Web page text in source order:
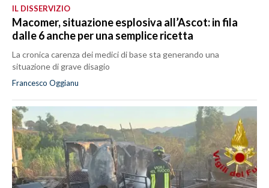
IL DISSERVIZIO
Macomer, situazione esplosiva all’Ascot: in fila
dalle 6 anche per una semplice ricetta
La cronica carenza dei medici di base sta generando una
situazione di grave disagio
Francesco Oggianu